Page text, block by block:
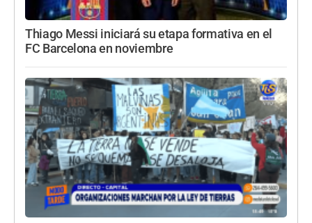
Thiago Messi iniciará su etapa formativa en el
FC Barcelona en noviembre